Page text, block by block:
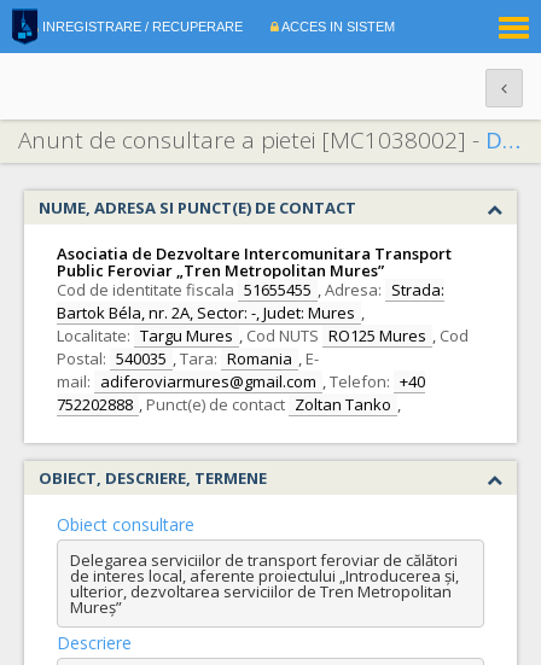
INREGISTRARE / RECUPERARE ACCES IN SISTEM
Anunt de consultare a pietei [MC1038002] - Delegarea serviciilor de transport feroviar de călători de interes local, aferente proiectului „Introducerea și, ulterior, dezvoltarea serviciilor de Tren Metropolitan Mureș”
NUME, ADRESA SI PUNCT(E) DE CONTACT
Asociatia de Dezvoltare Intercomunitara Transport
Public Feroviar „Tren Metropolitan Mures”
Cod de identitate fiscala 51655455 ,Adresa: Strada:
Bartok Béla, nr. 2A, Sector: -, Judet: Mures ,
Localitate: Targu Mures , Cod NUTS RO125 Mures , Cod
Postal: 540035 ,Tara: Romania , E-
mail: adiferoviarmures@gmail.com ,Telefon: +40
752202888 , Punct(e) de contact Zoltan Tanko ,
OBIECT, DESCRIERE, TERMENE
Obiect consultare
Delegarea serviciilor de transport feroviar de călători
de interes local, aferente proiectului „Introducerea și,
ulterior, dezvoltarea serviciilor de Tren Metropolitan
Mureș”
Descriere